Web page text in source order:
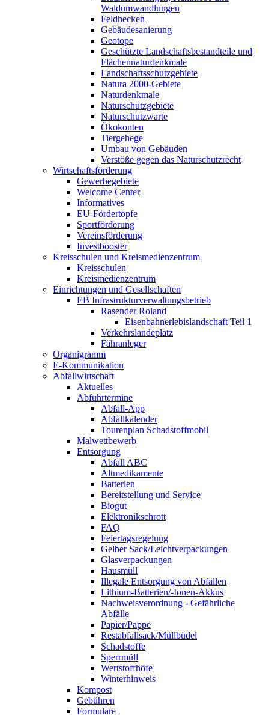
Waldumwandlungen
Feldhecken
Gebäudesanierung
Geotope
Geschützte Landschaftsbestandteile und
Flächennaturdenkmale
Landschaftsschutzgebiete
Natura 2000-Gebiete
Naturdenkmale
Naturschutzgebiete
Naturschutzwarte
Ökokonten
Tiergehege
Umbau von Gebäuden
Verstöße gegen das Naturschutzrecht
Wirtschaftsförderung
Gewerbegebiete
Welcome Center
Informatives
EU-Fördertöpfe
Sportförderung
Vereinsförderung
Investbooster
Kreisschulen und Kreismedienzentrum
Kreisschulen
Kreismedienzentrum
Einrichtungen und Gesellschaften
EB Infrastruktur­verwaltungsbetrieb
Rasender Roland
Eisenbahnerlebis­landschaft Teil 1
Verkehrslandeplatz
Fähranleger
Organigramm
E-Kommunikation
Abfallwirtschaft
Aktuelles
Abfuhrtermine
Abfall-App
Abfallkalender
Tourenplan Schadstoffmobil
Malwettbewerb
Entsorgung
Abfall ABC
Altmedikamente
Batterien
Bereitstellung und Service
Biogut
Elektronikschrott
FAQ
Feiertagsregelung
Gelber Sack/Leichtverpackungen
Glasverpackungen
Hausmüll
Illegale Entsorgung von Abfällen
Lithium-Batterien/-Ionen-Akkus
Nachweisverordnung - Gefährliche
Abfälle
Papier/Pappe
Restabfallsack/Müllbüdel
Schadstoffe
Sperrmüll
Wertstoffhöfe
Winterhinweis
Kompost
Gebühren
Formulare